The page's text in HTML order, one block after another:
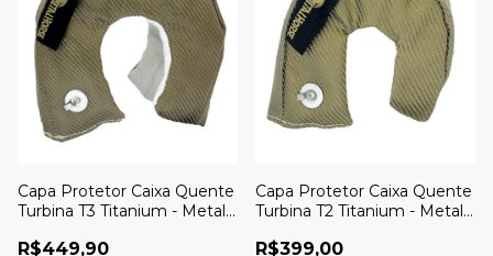
Capa Protetor Caixa Quente
Turbina T3 Titanium - Metal
R$449,90
Capa Protetor Caixa Quente
Turbina T2 Titanium - Metal
R$399,00